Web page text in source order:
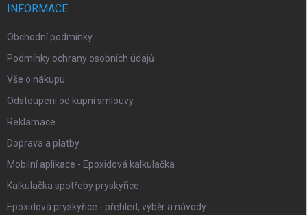
INFORMACE
Obchodní podmínky
Podmínky ochrany osobních údajů
Vše o nákupu
Odstoupení od kupní smlouvy
Reklamace
Doprava a platby
Mobilní aplikace - Epoxidová kalkulačka
Kalkulačka spotřeby pryskyřice
Epoxidová pryskyřice - přehled, výběr a návody